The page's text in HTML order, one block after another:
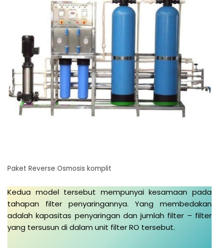
Paket Reverse Osmosis komplit
Kedua model tersebut mempunyai kesamaan pada
tahapan filter penyaringannya. Yang membedakan
adalah kapasitas penyaringan dan jumlah filter – filter
yang tersusun di dalam unit filter RO tersebut.